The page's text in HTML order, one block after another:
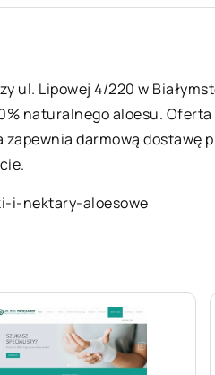
ul. Lipowej 4/220 w
naturalnego aloesu.
darmową
i-nektary-aloesowe